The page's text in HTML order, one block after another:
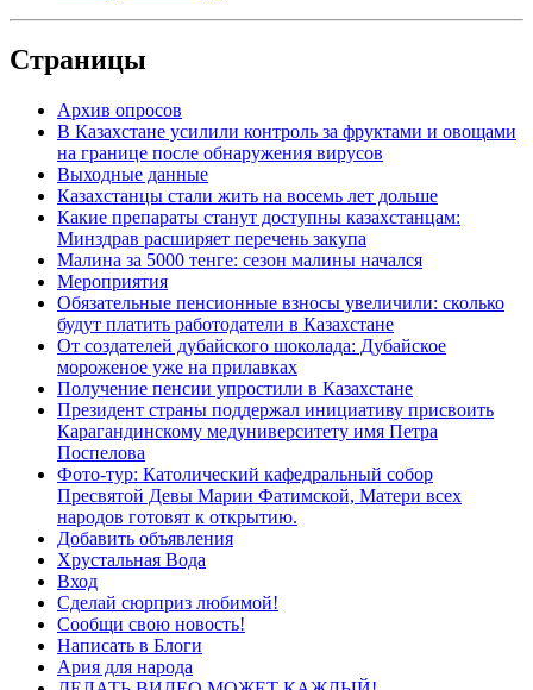
Страницы
Архив опросов
В Казахстане усилили контроль за фруктами и овощами
на границе после обнаружения вирусов
Выходные данные
Казахстанцы стали жить на восемь лет дольше
Какие препараты станут доступны казахстанцам:
Минздрав расширяет перечень закупа
Малина за 5000 тенге: сезон малины начался
Мероприятия
Обязательные пенсионные взносы увеличили: сколько
будут платить работодатели в Казахстане
От создателей дубайского шоколада: Дубайское
мороженое уже на прилавках
Получение пенсии упростили в Казахстане
Президент страны поддержал инициативу присвоить
Карагандинскому медуниверситету имя Петра
Поспелова
Фото-тур: Католический кафедральный собор
Пресвятой Девы Марии Фатимской, Матери всех
народов готовят к открытию.
Добавить объявления
Хрустальная Вода
Вход
Сделай сюрприз любимой!
Сообщи свою новость!
Написать в Блоги
Ария для народа